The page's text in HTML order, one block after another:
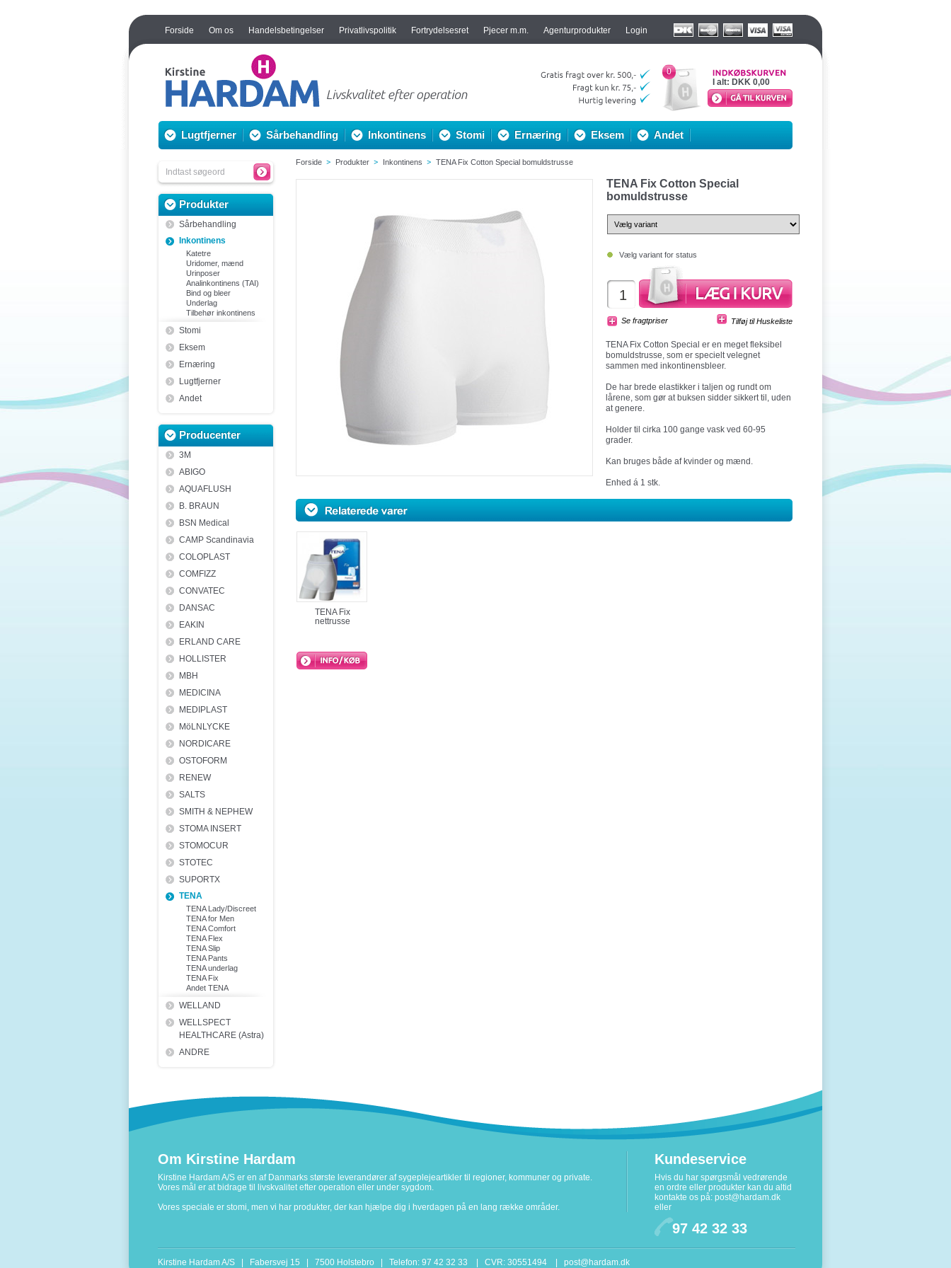
Forside Om os Handelsbetingelser Privatlivspolitik Fortrydelsesret Pjecer m.m. Agenturprodukter Login
Lugtfjerner Sårbehandling Inkontinens Stomi Ernæring Eksem Andet
0
I alt: DKK 0,00
Produkter
Sårbehandling
Inkontinens
Katetre
Uridomer, mænd
Urinposer
Analinkontinens (TAI)
Bind og bleer
Underlag
Tilbehør inkontinens
Stomi
Eksem
Ernæring
Lugtfjerner
Andet
Producenter
3M
ABIGO
AQUAFLUSH
B. BRAUN
BSN Medical
CAMP Scandinavia
COLOPLAST
COMFIZZ
CONVATEC
DANSAC
EAKIN
ERLAND CARE
HOLLISTER
MBH
MEDICINA
MEDIPLAST
MöLNLYCKE
NORDICARE
OSTOFORM
RENEW
SALTS
SMITH & NEPHEW
STOMA INSERT
STOMOCUR
STOTEC
SUPORTX
TENA
TENA Lady/Discreet
TENA for Men
TENA Comfort
TENA Flex
TENA Slip
TENA Pants
TENA underlag
TENA Fix
Andet TENA
WELLAND
WELLSPECT
HEALTHCARE (Astra)
ANDRE
Forside Produkter Inkontinens TENA Fix Cotton Special bomuldstrusse
TENA Fix Cotton Special
bomuldstrusse
Vælg variant for status
Se fragtpriser
TENA Fix Cotton Special er en meget fleksibel
bomuldstrusse, som er specielt velegnet
sammen med inkontinensbleer.
De har brede elastikker i taljen og rundt om
lårene, som gør at buksen sidder sikkert til, uden
at genere.
Holder til cirka 100 gange vask ved 60-95
grader.
Kan bruges både af kvinder og mænd.
Enhed á 1 stk.
TENA Fix
nettrusse
Om Kirstine Hardam
Kirstine Hardam A/S er en af Danmarks største leverandører af sygeplejeartikler til regioner, kommuner og private.
Vores mål er at bidrage til livskvalitet efter operation eller under sygdom.
Vores speciale er stomi, men vi har produkter, der kan hjælpe dig i hverdagen på en lang række områder.
Kundeservice
Hvis du har spørgsmål vedrørende
en ordre eller produkter kan du altid
kontakte os på: post@hardam.dk
eller
97 42 32 33
Kirstine Hardam A/S | Fabersvej 15 | 7500 Holstebro | Telefon: 97 42 32 33 | CVR: 30551494 | post@hardam.dk